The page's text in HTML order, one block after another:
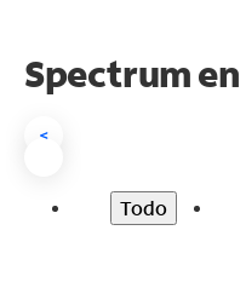
Spectrum en
<
Todo